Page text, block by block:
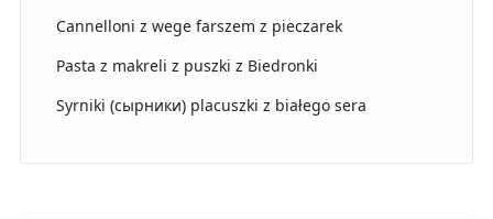
Cannelloni z wege farszem z pieczarek
Pasta z makreli z puszki z Biedronki
Syrniki (сырники) placuszki z białego sera